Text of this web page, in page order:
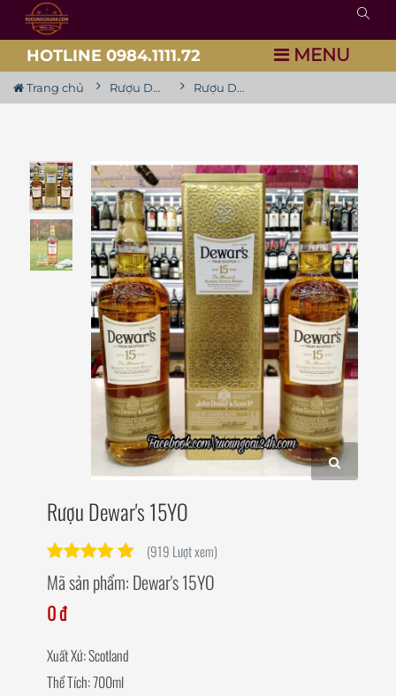
HOTLINE 0984.1111.72 MENU
Trang chủ Rượu Dewar's Rượu Dewar's 15YO
Rượu Dewar's 15YO
(919 Lượt xem)
Mã sản phẩm: Dewar's 15YO
0 đ
Xuất Xứ: Scotland
Thể Tích: 700ml